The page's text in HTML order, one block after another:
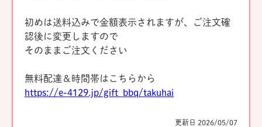
初めは送料込みで金額表示されますが、ご注文確
認後に変更しますので
そのままご注文ください
無料配達＆時間帯はこちらから
https://e-4129.jp/gift_bbq/takuhai
更新日 2026/05/07